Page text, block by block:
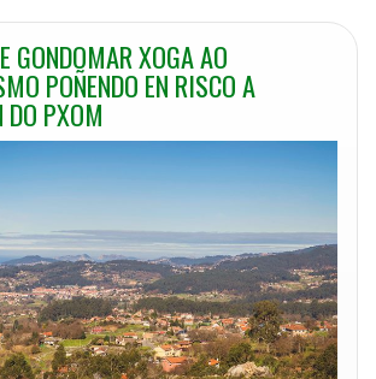
GONDOMAR XOGA AO
POÑENDO EN RISCO A
DO PXOM